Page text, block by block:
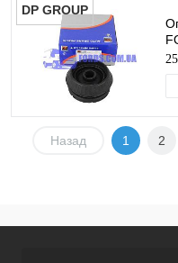
DP GROUP
Назад 1 2